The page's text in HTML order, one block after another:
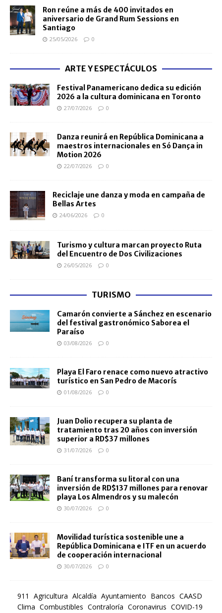
Ron reúne a más de 400 invitados en
aniversario de Grand Rum Sessions en
Santiago
25/05/2026 0
ARTE Y ESPECTÁCULOS
Festival Panamericano dedica su edición
2026 a la cultura dominicana en Toronto
27/07/2026 0
Danza reunirá en República Dominicana a
maestros internacionales en Só Dança in
Motion 2026
22/07/2026 0
Reciclaje une danza y moda en campaña de
Bellas Artes
24/06/2026 0
Turismo y cultura marcan proyecto Ruta
del Encuentro de Dos Civilizaciones
26/05/2026 0
TURISMO
Camarón convierte a Sánchez en escenario
del festival gastronómico Saborea el
Paraíso
03/08/2026 0
Playa El Faro renace como nuevo atractivo
turístico en San Pedro de Macorís
01/08/2026 0
Juan Dolio recupera su planta de
tratamiento tras 20 años con inversión
superior a RD$37 millones
31/07/2026 0
Baní transforma su litoral con una
inversión de RD$137 millones para renovar
playa Los Almendros y su malecón
30/07/2026 0
Movilidad turística sostenible une a
República Dominicana e ITF en un acuerdo
de cooperación internacional
30/07/2026 0
911 Agricultura Alcaldía Ayuntamiento Bancos CAASD
Clima Combustibles Contraloría Coronavirus COVID-19